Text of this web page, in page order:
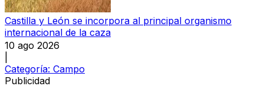
Castilla y León se incorpora al principal organismo
internacional de la caza
10 ago 2026
Categoría: Campo
Publicidad